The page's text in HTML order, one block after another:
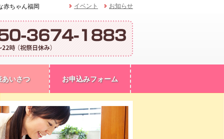
赤ちゃん福岡 イベント お知らせ
あいさつ お申込みフォーム